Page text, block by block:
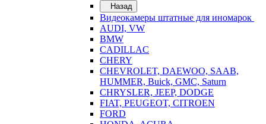
Назад
Видеокамеры штатные для иномарок
AUDI, VW
BMW
CADILLAC
CHERY
CHEVROLET, DAEWOO, SAAB,
HUMMER, Buick, GMC, Saturn
CHRYSLER, JEEP, DODGE
FIAT, PEUGEOT, CITROEN
FORD